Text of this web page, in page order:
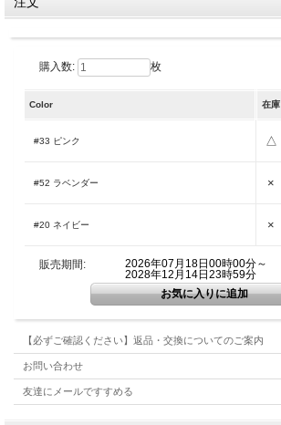
購入数: 枚
Color 在庫
#33 ピンク △
#52 ラベンダー ×
#20 ネイビー ×
販売期間:
2026年07月18日00時00分～
2028年12月14日23時59分
【必ずご確認ください】返品・交換についてのご案内
お問い合わせ
友達にメールですすめる